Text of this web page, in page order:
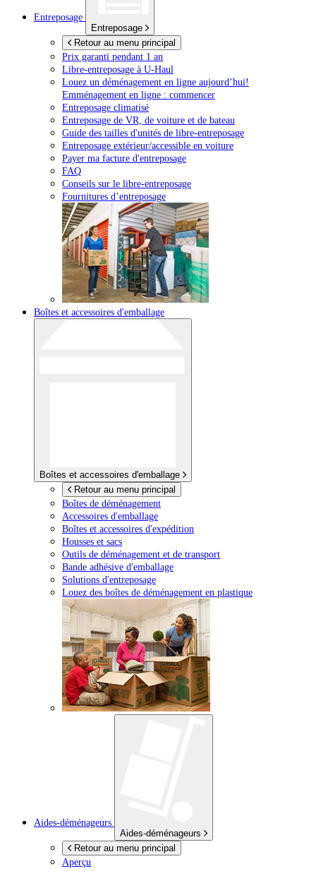
Entreposage
Entreposage
Retour au menu principal
Prix garanti pendant 1 an
Libre-entreposage à U-Haul
Louez un déménagement en ligne aujourd’hui!
Emménagement en ligne : commencer
Entreposage climatisé
Entreposage de VR, de voiture et de bateau
Guide des tailles d'unités de libre-entreposage
Entreposage extérieur/accessible en voiture
Payer ma facture d'entreposage
FAQ
Conseils sur le libre-entreposage
Fournitures d’entreposage
Boîtes et accessoires d'emballage
Boîtes et accessoires d'emballage
Retour au menu principal
Boîtes de déménagement
Accessoires d'emballage
Boîtes et accessoires d'expédition
Housses et sacs
Outils de déménagement et de transport
Bande adhésive d'emballage
Solutions d'entreposage
Louez des boîtes de déménagement en plastique
Aides-déménageurs
Aides-déménageurs
Retour au menu principal
Aperçu